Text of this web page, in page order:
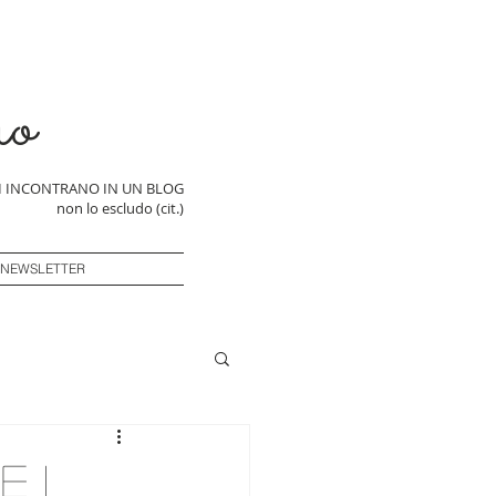
INCONTRANO IN UN BLOG
non lo escludo (cit.)
i